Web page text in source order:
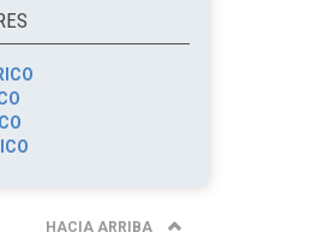
HACIA ARRIBA